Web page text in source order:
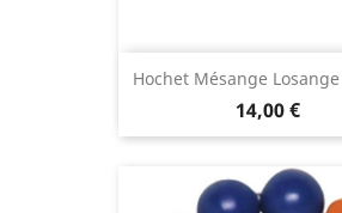
Hochet Mésange Losange
14,00 €